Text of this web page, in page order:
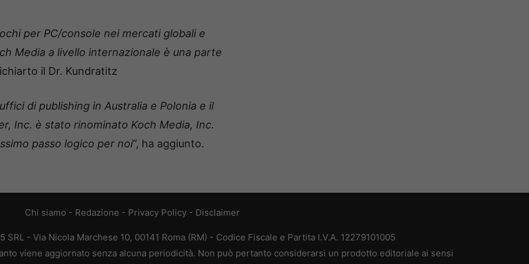
per PC/console nei mercati globali e
Media a livello internazionale è una parte
il Dr. Kundratitz
di publishing in Australia e Polonia e il
Inc. è stato rinominato Koch Media, Inc.
passo logico per noi“, ha aggiunto.
Chi siamo - Redazione - Privacy Policy - Disclaimer
- Via Nicola Marchese 10, 00141 Roma (RM) - Codice Fiscale e Partita I.V.A. 12279101005
viene aggiornato senza alcuna periodicità. Non può pertanto considerarsi un prodotto editoriale ai sensi